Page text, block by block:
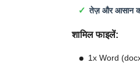
तेज़ और आसान
शामिल फाइलें:
1x Word